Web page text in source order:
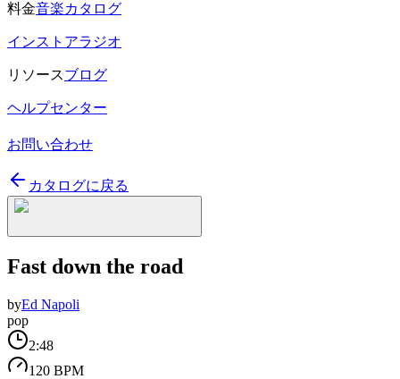
料金音楽カタログ
インストアラジオ
リソースブログ
ヘルプセンター
お問い合わせ
カタログに戻る
Fast down the road
byEd Napoli
pop
2:48
120 BPM